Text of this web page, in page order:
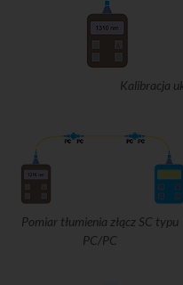
Kalibracja
Pomiar tłumienia złącz SC typu
PC/PC